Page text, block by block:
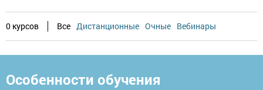
0 курсов Все Дистанционные Очные Вебинары
Особенности обучения